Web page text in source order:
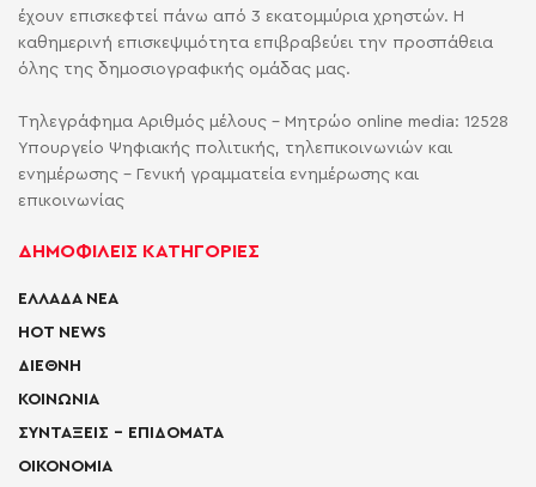
έχουν επισκεφτεί πάνω από 3 εκατομμύρια χρηστών. Η
καθημερινή επισκεψιμότητα επιβραβεύει την προσπάθεια
όλης της δημοσιογραφικής ομάδας μας.
Τηλεγράφημα Αριθμός μέλους - Μητρώο online media: 12528
Υπουργείο Ψηφιακής πολιτικής, τηλεπικοινωνιών και
ενημέρωσης - Γενική γραμματεία ενημέρωσης και
επικοινωνίας
ΔΗΜΟΦΙΛΕΙΣ ΚΑΤΗΓΟΡΙΕΣ
ΕΛΛΑΔΑ ΝΕΑ
HOT NEWS
ΔΙΕΘΝΗ
ΚΟΙΝΩΝΙΑ
ΣΥΝΤΑΞΕΙΣ – ΕΠΙΔΟΜΑΤΑ
ΟΙΚΟΝΟΜΙΑ